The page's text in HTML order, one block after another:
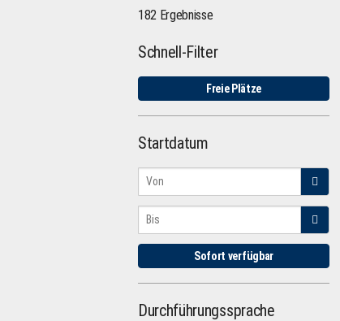
182 Ergebnisse
Schnell-Filter
Freie Plätze
Startdatum
Sofort verfügbar
Durchführungssprache